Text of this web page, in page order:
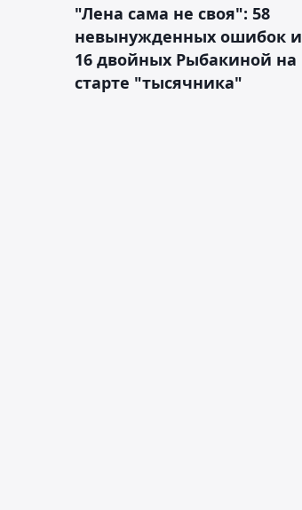
"Лена сама не своя": 58
невынужденных ошибок и
16 двойных Рыбакиной на
старте "тысячника"